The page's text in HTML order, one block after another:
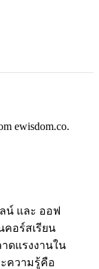
ewisdom.co.
น์ และ ออฟ
อร์สเรียน
ดแรงงานใน
ความรู้คือ